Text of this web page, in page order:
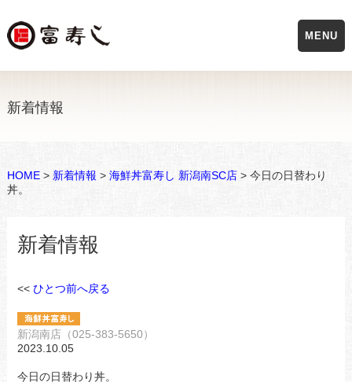
新着情報
HOME> 新着情報 > 海鮮丼富寿し 新潟南SC店> 今日の日替わり
丼。
新着情報
<< ひとつ前へ戻る
新潟南店（025-383-5650）
2023.10.05
今日の日替わり丼。
MENU